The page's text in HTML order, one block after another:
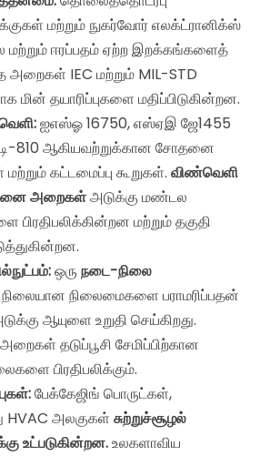
மற்றும் நுகர்வோர் எலக்ட்ரானிக்ஸ்
ஈரப்பதம் ஏற்ற இறக்கங்களைத்
IEC மற்றும் MIL-STD
மின் தயாரிப்புகளை மதிப்பிடுகின்றன.
ஐஎஸ்ஓ 16750, எஸ்ஏஇ ஜே1455
810 ஆகியவற்றுக்கான சோதனை
கட்டமைப்பு கூறுகள். விண்வெளி
அறைகள்அடுக்கு மண்டல
பிரதிபலிக்கின்றன மற்றும் தகுதி
ஒரு நடை-நிலை
நிலையான நிலைமைகளை பராமரிப்பதன்
ஆயுளை உறுதி செய்கிறது.
தடுப்பூசி சேமிப்பிற்கான
பிரதிபலிக்கும்.
பேக்கேஜிங் பொருட்கள்,
அலகுகள் சுற்றுச்சூழல்
உட்படுகின்றன.உலகளாவிய